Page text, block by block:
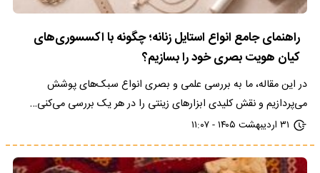
راهنمای جامع انواع استایل زنانه؛ چگونه با اکسسوری‌های
کیان هویت بصری خود را بسازیم؟
در این مقاله، ما به بررسی علمی و بصری انواع سبک‌های پوشش
می‌پردازیم و نقش کلیدی ابزارهای زینتی را در هر یک بررسی می‌کنی…
۳۱ اردیبهشت ۱۴۰۵ - ۱۱:۰۷